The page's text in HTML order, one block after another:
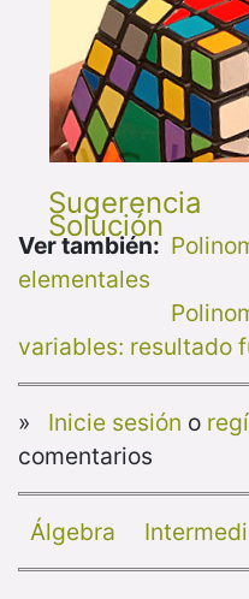
Sugerencia
Solución
Ver también:
elementales
variables: resultado
» Inicie sesión o
comentarios
Álgebra